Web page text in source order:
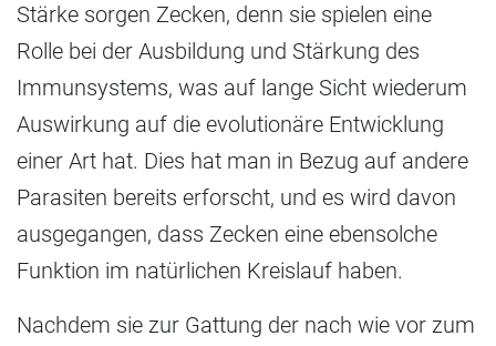
Stärke sorgen Zecken, denn sie spielen eine
Rolle bei der Ausbildung und Stärkung des
Immunsystems, was auf lange Sicht wiederum
Auswirkung auf die evolutionäre Entwicklung
einer Art hat. Dies hat man in Bezug auf andere
Parasiten bereits erforscht, und es wird davon
ausgegangen, dass Zecken eine ebensolche
Funktion im natürlichen Kreislauf haben.
Nachdem sie zur Gattung der nach wie vor zum